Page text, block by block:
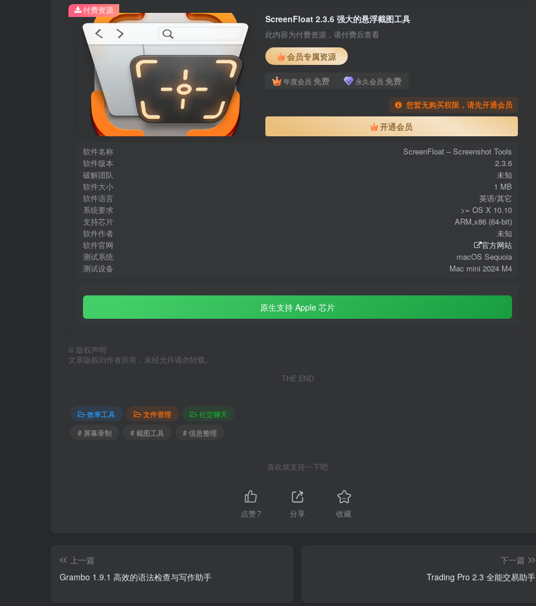
ScreenFloat 2.3.6 强大的悬浮截图工具
此内容为付费资源，请付费后查看
会员专属资源
年度会员 免费 永久会员 免费
您暂无购买权限，请先开通会员
开通会员
软件名称
ScreenFloat – Screenshot Tools
软件版本
2.3.6
破解团队
未知
软件大小
1 MB
软件语言
英语/其它
系统要求
>= OS X 10.10
支持芯片
ARM,x86 (64-bit)
软件作者
未知
软件官网
官方网站
测试系统
macOS Sequoia
测试设备
Mac mini 2024 M4
原生支持 Apple 芯片
付费资源
© 版权声明
文章版权归作者所有，未经允许请勿转载。
THE END
效率工具 文件管理
社交聊天
# 屏幕录制
# 截图工具 # 信息整理
喜欢就支持一下吧
点赞7 分享 收藏
上一篇
Grambo 1.9.1 高效的语法检查与写作助手
下一篇
Trading Pro 2.3 全能交易助手